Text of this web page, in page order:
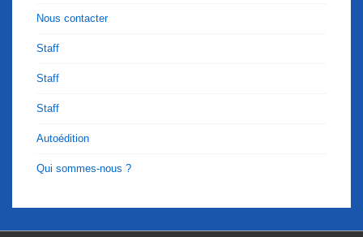
Nous contacter
Staff
Staff
Staff
Autoédition
Qui sommes-nous ?